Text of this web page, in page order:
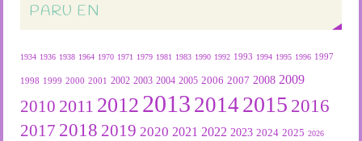
PARU EN
1934 1936 1938 1964 1970 1971 1979 1981 1983 1990 1992 1993 1994 1995 1996 1997
1998 1999 2000 2001 2002 2003 2004 2005 2006 2007 2008 2009
2010 2011 2012 2013 2014 2015 2016
2017 2018 2019 2020 2021 2022 2023 2024 2025 2026